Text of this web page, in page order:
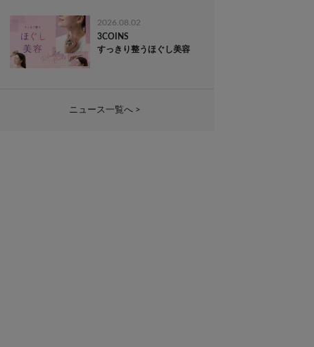
2026.08.02
3COINS
すっきり整うほぐし美容
ニュース一覧へ >